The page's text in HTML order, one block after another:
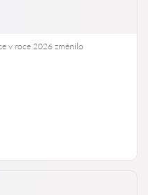
v roce 2026 změnilo